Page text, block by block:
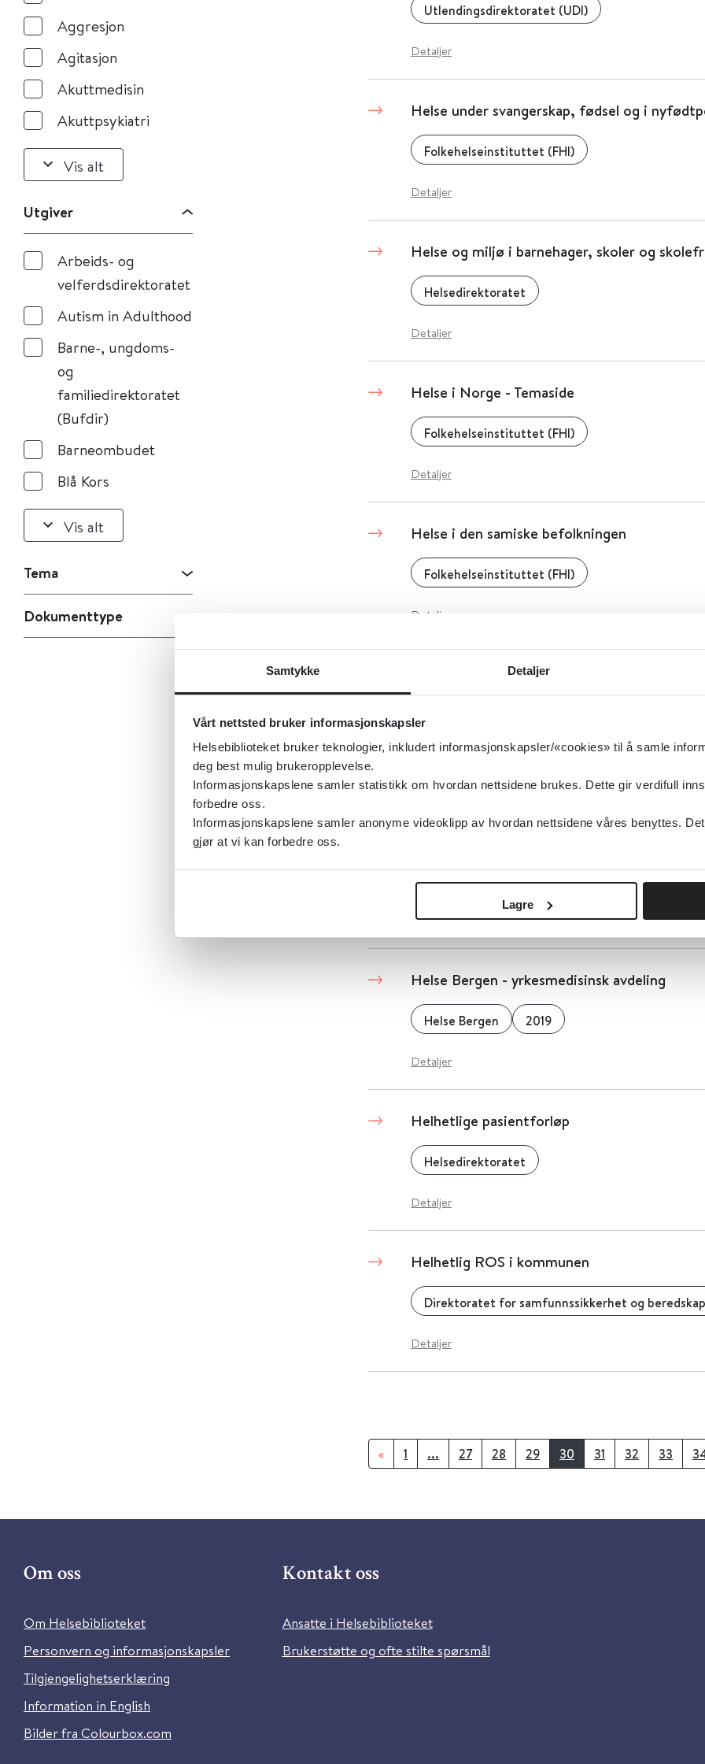
Samtykke Detaljer
Vårt nettsted bruker informasjonskapsler
Helsebiblioteket bruker teknologier, inkludert informasjonskapsler/«cookies» til å samle
deg best mulig brukeropplevelse.
Informasjonskapslene samler statistikk om hvordan nettsidene brukes. Dette gir verdifull
forbedre oss.
Informasjonskapslene samler anonyme videoklipp av hvordan nettsidene våres benyttes.
gjør at vi kan forbedre oss.
Lagre
Aggresjon
Agitasjon
Akuttmedisin
Akuttpsykiatri
Vis alt
Utgiver
Arbeids- og
velferdsdirektoratet
Autism in Adulthood
Barne-, ungdoms-
og
familiedirektoratet
(Bufdir)
Barneombudet
Blå Kors
Vis alt
Tema
Dokumenttype
Utlendingsdirektoratet (UDI)
Detaljer
Helse under svangerskap, fødsel og i
Folkehelseinstituttet (FHI)
Detaljer
Helse og miljø i barnehager, skoler og
Helsedirektoratet
Detaljer
Helse i Norge - Temaside
Folkehelseinstituttet (FHI)
Detaljer
Helse i den samiske befolkningen
Folkehelseinstituttet (FHI)
Detaljer
Helse blant personer med
Folkehelserapporten
Folkehelseinstituttet (FHI)
Detaljer
Folkehelseinstituttet (FHI) 2022
Detaljer
Helse Bergen - yrkesmedisinsk avdeling
Helse Bergen 2019
Detaljer
Helhetlige pasientforløp
Helsedirektoratet
Detaljer
Helhetlig ROS i kommunen
Direktoratet for samfunnssikkerhet og
Detaljer
« 1 ... 27 28 29 30 31 32 33
Om oss
Om Helsebiblioteket
Personvern og informasjonskapsler
Tilgjengelighetserklæring
Information in English
Bilder fra Colourbox.com
Kontakt oss
Ansatte i Helsebiblioteket
Brukerstøtte og ofte stilte spørsmål